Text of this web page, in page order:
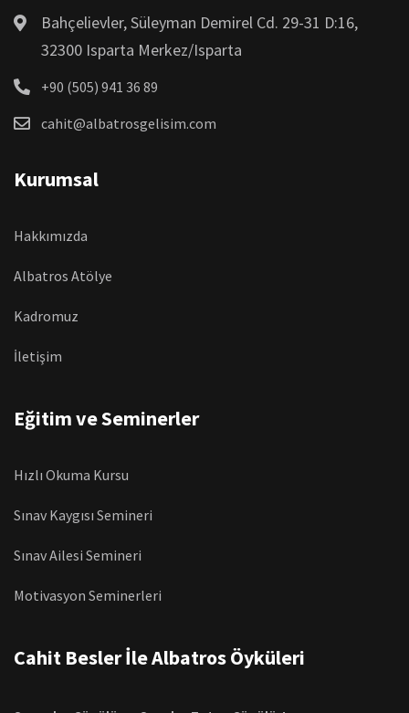
Bahçelievler, Süleyman Demirel Cd. 29-31 D:16,
32300 Isparta Merkez/Isparta
+90 (505) 941 36 89
cahit@albatrosgelisim.com
Kurumsal
Hakkımızda
Albatros Atölye
Kadromuz
İletişim
Eğitim ve Seminerler
Hızlı Okuma Kursu
Sınav Kaygısı Semineri
Sınav Ailesi Semineri
Motivasyon Seminerleri
Cahit Besler İle Albatros Öyküleri